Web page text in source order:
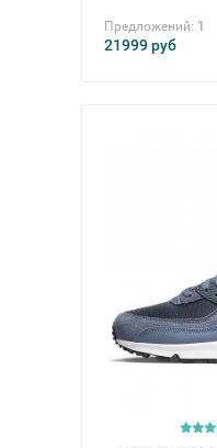
Предложений: 1
21999руб